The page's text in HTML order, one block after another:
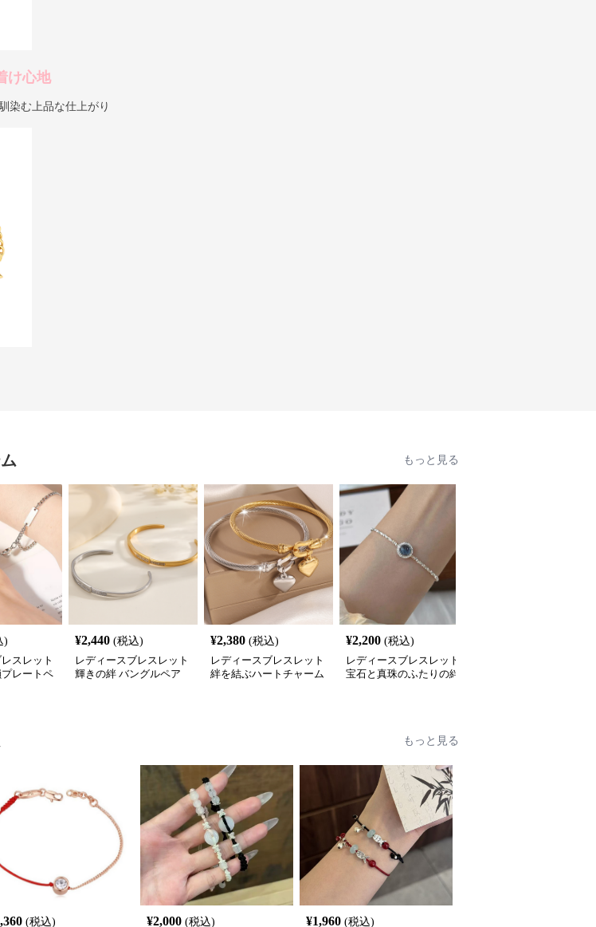
け心地
染む上品な仕上がり
もっと見る
)
スレット
レートペ
¥2,440 (税込)
レディースブレスレット
輝きの絆 バングルペア
¥2,380 (税込)
レディースブレスレット
絆を結ぶハートチャーム
¥2,200 (税込)
レディースブレスレット
宝石と真珠のふたりの絆
もっと見る
(税込)
¥2,000 (税込)
¥1,960 (税込)